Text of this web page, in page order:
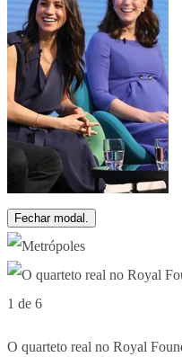
Fechar modal.
1 de 6
O quarteto real no Royal